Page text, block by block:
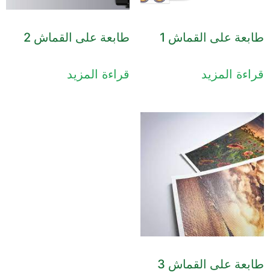
طابعة على القماش 1
قراءة المزيد
طابعة على القماش 2
قراءة المزيد
طابعة على القماش 3